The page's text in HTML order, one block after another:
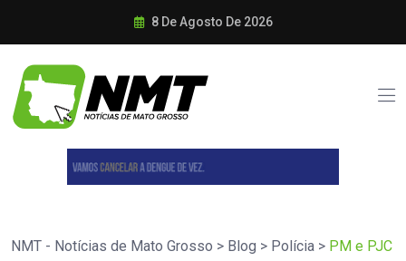
8 De Agosto De 2026
NMT - Notícias de Mato Grosso > Blog > Polícia > PM e PJC